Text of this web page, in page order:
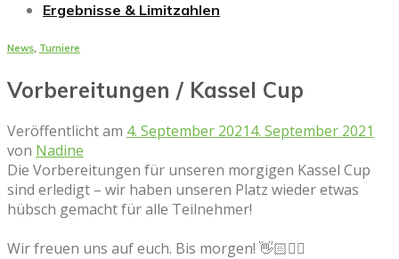
Ergebnisse & Limitzahlen
News, Turniere
Vorbereitungen / Kassel Cup
Veröffentlicht am 4. September 20214. September 2021
von Nadine
Die Vorbereitungen für unseren morgigen Kassel Cup
sind erledigt – wir haben unseren Platz wieder etwas
hübsch gemacht für alle Teilnehmer!
Wir freuen uns auf euch. Bis morgen! 👋🏻✌🏻